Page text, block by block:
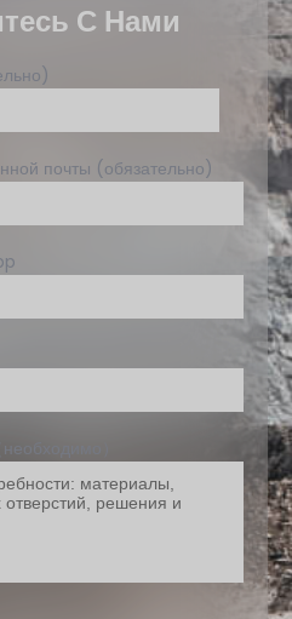
С Нами
почты (обязательно)
）